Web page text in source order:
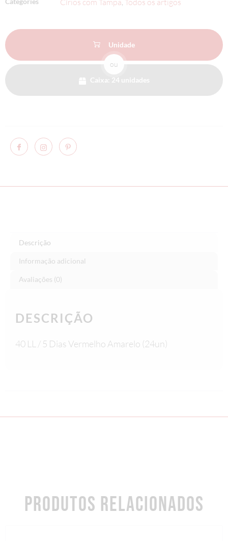
Círios com Tampa, Todos os artigos
Unidade
ou
Caixa: 24 unidades
Descrição
Informação adicional
Avaliações (0)
DESCRIÇÃO
40 LL / 5 Dias Vermelho Amarelo (24un)
PRODUTOS RELACIONADOS